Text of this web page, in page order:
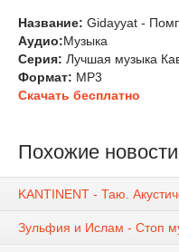
Название: Gidayyat -
Аудио:Музыка
Серия: Лучшая музыка
Формат: MP3
Скачать бесплатно
Похожие новости
KANTINENT - Таю.
Зульфия и Ислам - Стоп